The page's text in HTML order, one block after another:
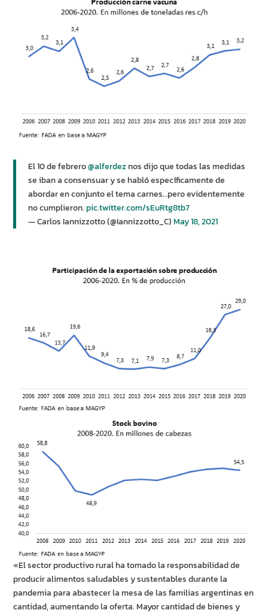
El 10 de febrero ⁦@alferdez⁩ nos dijo que todas las medidas
se iban a consensuar y se habló específicamente de
abordar en conjunto el tema carnes…pero evidentemente
no cumplieron.pic.twitter.com/sEuRtg8tb7
— Carlos Iannizzotto (@Iannizzotto_C)May 18, 2021
«El sector productivo rural ha tomado la responsabilidad de
producir alimentos saludables y sustentables durante la
pandemia para abastecer la mesa de las familias argentinas en
cantidad, aumentando la oferta. Mayor cantidad de bienes y